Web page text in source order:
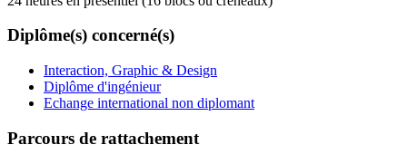
Diplôme(s) concerné(s)
Interaction, Graphic & Design
Diplôme d'ingénieur
Echange international non diplomant
Parcours de rattachement